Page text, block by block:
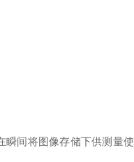
间将图像存储下供测量使